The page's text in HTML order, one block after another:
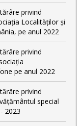
privind
Localităților și
pe anul 2022
privind
pe anul 2022
privind
special
2023